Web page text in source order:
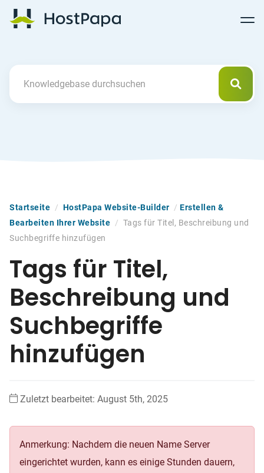
Search For
Startseite / HostPapa Website-Builder / Erstellen &
Bearbeiten Ihrer Website / Tags für Titel, Beschreibung und
Suchbegriffe hinzufügen
Tags für Titel,
Beschreibung und
Suchbegriffe
hinzufügen
Zuletzt bearbeitet: August 5th, 2025
Anmerkung: Nachdem die neuen Name Server
eingerichtet wurden, kann es einige Stunden dauern,
us
us
us
us